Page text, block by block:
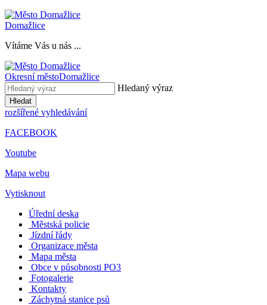
Domažlice
Vítáme Vás u nás ...
Okresní městoDomažlice
Hledaný výraz
Hledat
rozšířené vyhledávání
FACEBOOK
Youtube
Mapa webu
Vytisknout
Úřední deska
Městská policie
Jízdní řády
Organizace města
Mapa města
Obce v působnosti PO3
Fotogalerie
Kontakty
Záchytná stanice psů